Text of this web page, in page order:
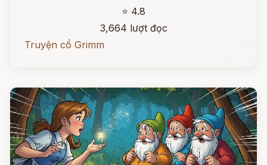
⭐ 4.8
3,664 lượt đọc
Truyện cổ Grimm